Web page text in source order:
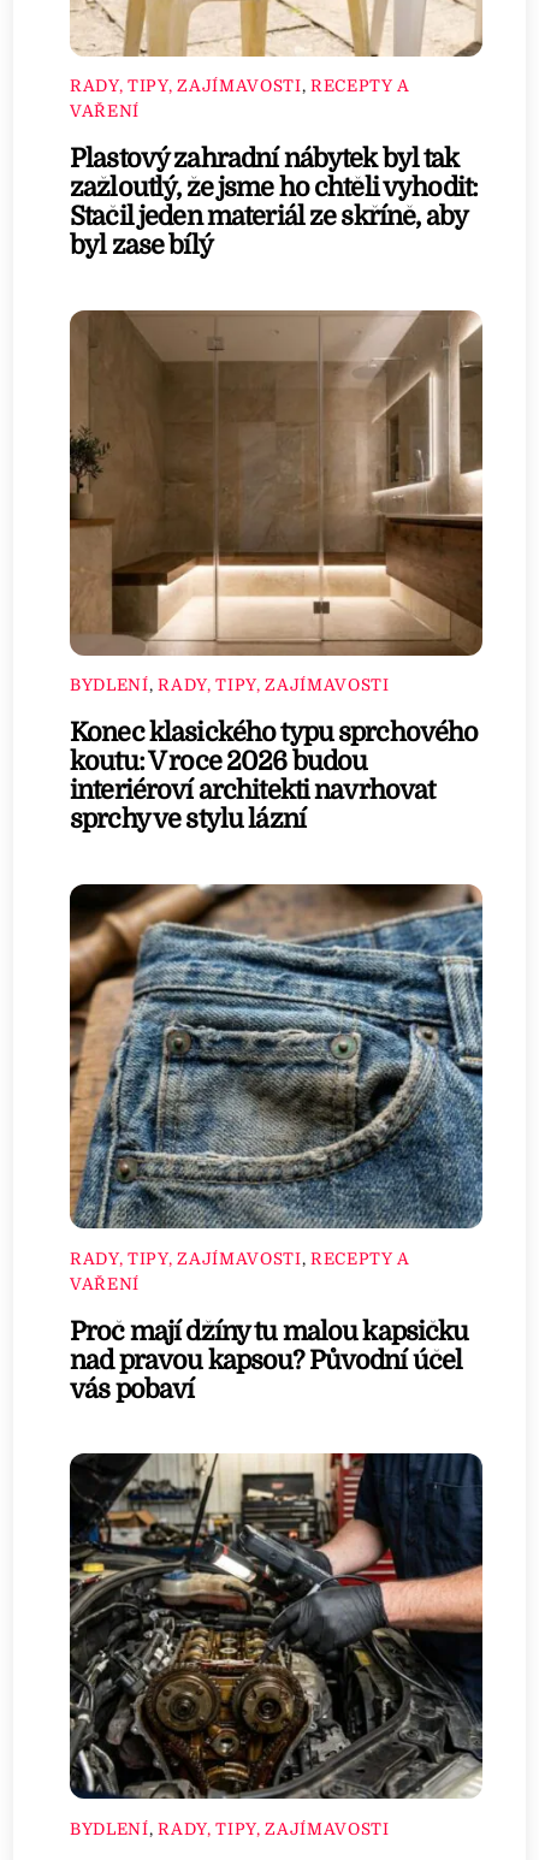
RADY, TIPY, ZAJÍMAVOSTI, RECEPTY A
VAŘENÍ
Plastový zahradní nábytek byl tak
zažloutlý, že jsme ho chtěli vyhodit:
Stačil jeden materiál ze skříně, aby
byl zase bílý
BYDLENÍ,RADY, TIPY, ZAJÍMAVOSTI
Konec klasického typu sprchového
koutu: V roce 2026 budou
interiéroví architekti navrhovat
sprchy ve stylu lázní
RADY, TIPY, ZAJÍMAVOSTI, RECEPTY A
VAŘENÍ
Proč mají džíny tu malou kapsičku
nad pravou kapsou? Původní účel
vás pobaví
BYDLENÍ,RADY, TIPY, ZAJÍMAVOSTI